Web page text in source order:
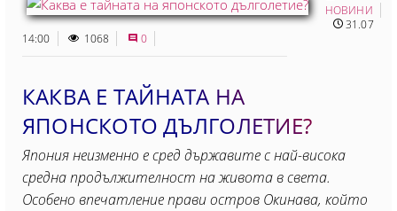
НОВИНИ
31.07
14:00
1068 0
КАКВА Е ТАЙНАТА НА
ЯПОНСКОТО ДЪЛГОЛЕТИЕ?
Япония неизменно е сред държавите с най-висока
средна продължителност на живота в света.
Особено впечатление прави остров Окинава, който